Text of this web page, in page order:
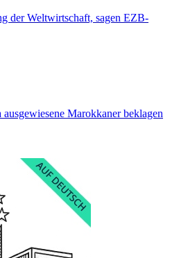
der Weltwirtschaft, sagen EZB-
Marokkaner beklagen